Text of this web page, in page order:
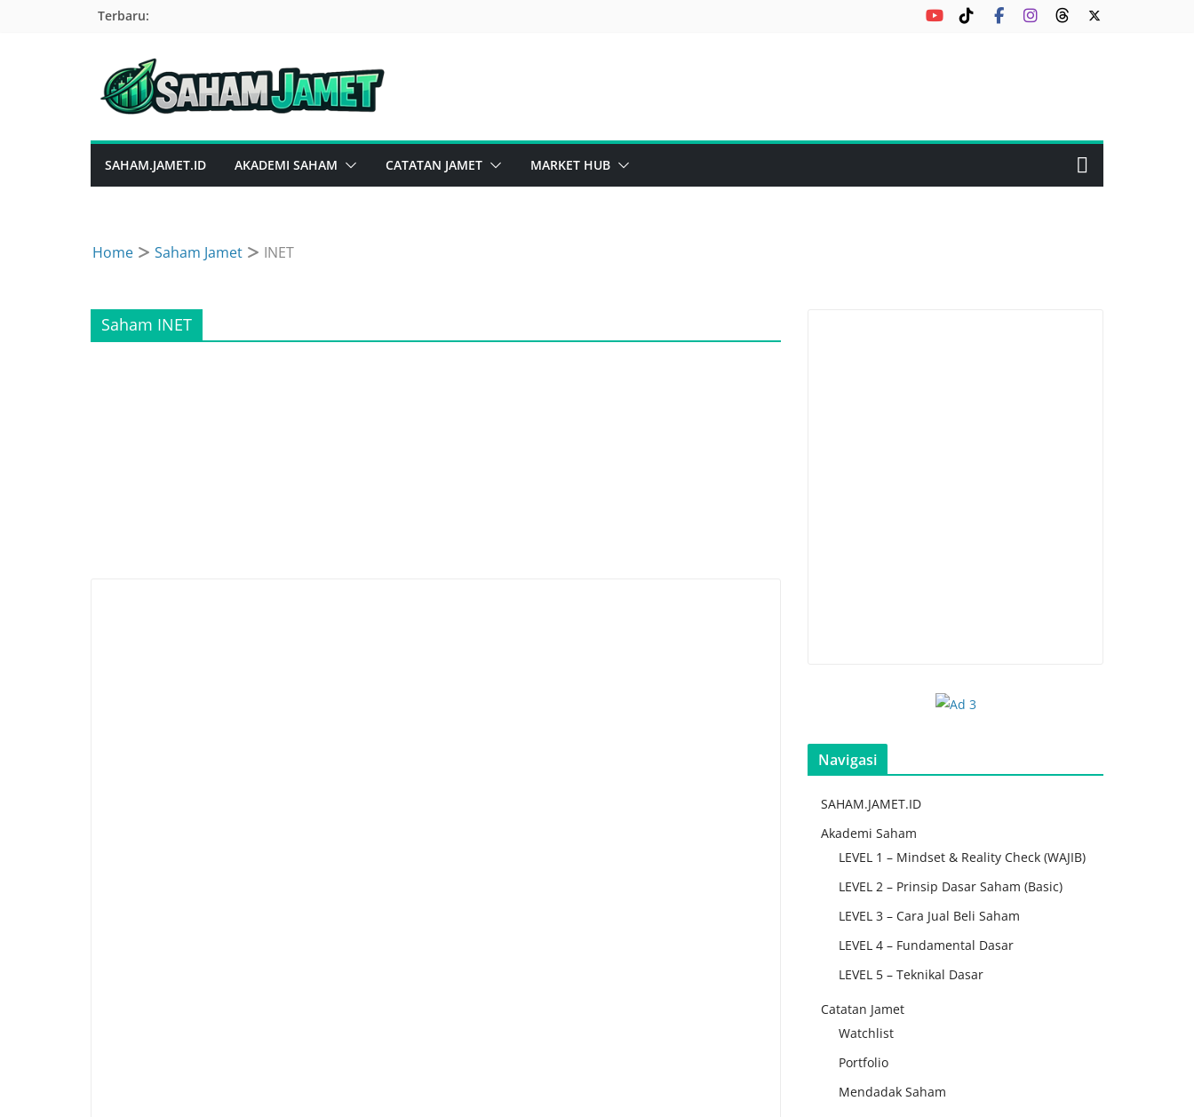
Terbaru:
SAHAM.JAMET.ID AKADEMI SAHAM CATATAN JAMET MARKET HUB
Home Saham Jamet INET
Saham INET
Navigasi
SAHAM.JAMET.ID
Akademi Saham
LEVEL 1 – Mindset & Reality Check (WAJIB)
LEVEL 2 – Prinsip Dasar Saham (Basic)
LEVEL 3 – Cara Jual Beli Saham
LEVEL 4 – Fundamental Dasar
LEVEL 5 – Teknikal Dasar
Catatan Jamet
Watchlist
Portfolio
Mendadak Saham